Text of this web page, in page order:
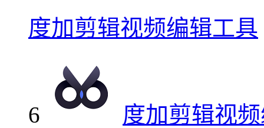
度加剪辑视频编辑工具
6
度加剪辑视